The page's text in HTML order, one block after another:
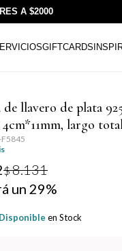
A $2000
GIFTCARDS
de llavero de plata
4cm*11mm, largo
$8.131
29
Disponible en Stock